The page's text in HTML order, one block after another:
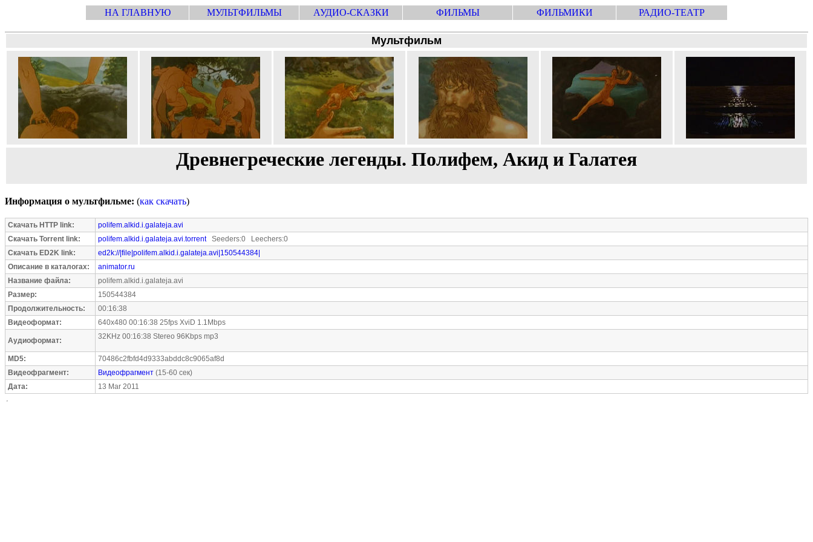
НА ГЛАВНУЮ МУЛЬТФИЛЬМЫ АУДИО-СКАЗКИ ФИЛЬМЫ ФИЛЬМИКИ РАДИО-ТЕАТР
Мультфильм
Древнегреческие легенды. Полифем, Акид и Галатея
Информация о мультфильме: (как скачать)
Скачать HTTP link:
polifem.alkid.i.galateja.avi
Скачать Torrent link:
polifem.alkid.i.galateja.avi.torrentSeeders:0 Leechers:0
Скачать ED2K link:
ed2k://|file|polifem.alkid.i.galateja.avi|150544384|
Описание в каталогах:
animator.ru
Название файла:
polifem.alkid.i.galateja.avi
Размер:
150544384
Продолжительность:
00:16:38
Видеоформат:
640x480 00:16:38 25fps XviD 1.1Mbps
Аудиоформат: 32KHz 00:16:38 Stereo 96Kbps mp3
MD5:
70486c2fbfd4d9333abddc8c9065af8d
Видеофрагмент:
Видеофрагмент (15-60 сек)
Дата:
13 Mar 2011